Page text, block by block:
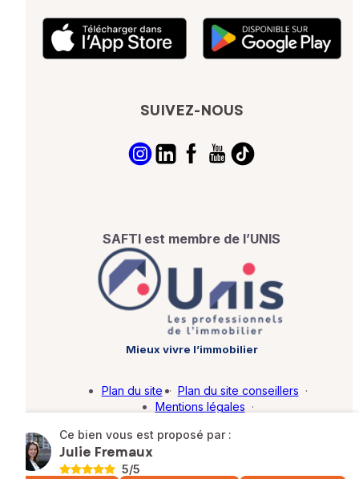
Ce bien vous est proposé par :
Julie Fremaux
5/5
SUIVEZ-NOUS
SAFTI est membre de l’UNIS
Mieux vivre l’immobilier
Plan du site · Plan du site conseillers ·
Mentions légales ·
Barème d'honoraires · Paramétrer mes cookies